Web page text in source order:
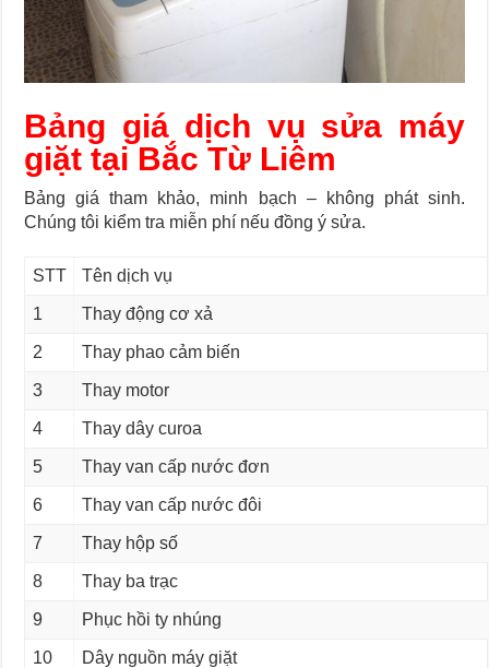
Bảng giá dịch vụ sửa máy
giặt tại Bắc Từ Liêm
Bảng giá tham khảo, minh bạch – không phát sinh.
Chúng tôi kiểm tra miễn phí nếu đồng ý sửa.
STT Tên dịch vụ
1 Thay động cơ xả
2 Thay phao cảm biến
3 Thay motor
4 Thay dây curoa
5 Thay van cấp nước đơn
6 Thay van cấp nước đôi
7 Thay hộp số
8 Thay ba trạc
9 Phục hồi ty nhúng
10 Dây nguồn máy giặt